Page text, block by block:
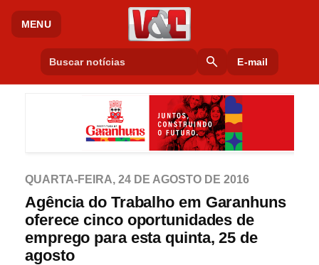
MENU
search E-mail
QUARTA-FEIRA, 24 DE AGOSTO DE 2016
Agência do Trabalho em Garanhuns
oferece cinco oportunidades de
emprego para esta quinta, 25 de
agosto